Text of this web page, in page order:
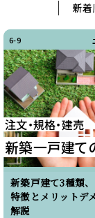
新着
6-9
注文・規格・建売
新築一戸建て
新築戸建て3種類
特徴とメリットデ
解説